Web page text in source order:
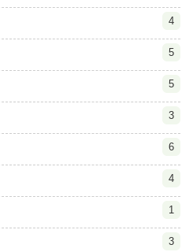
4
5
5
3
6
4
1
3